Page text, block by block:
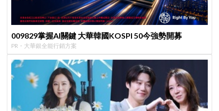
009829掌握AI關鍵 大華韓國KOSPI 50今強勢開募
PR・大華銀全能行銷方案